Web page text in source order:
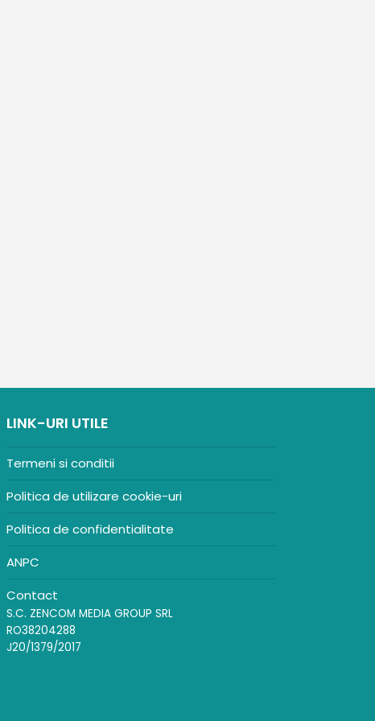
LINK-URI UTILE
Termeni si conditii
Politica de utilizare cookie-uri
Politica de confidentialitate
ANPC
Contact
S.C. ZENCOM MEDIA GROUP SRL
RO38204288
J20/1379/2017